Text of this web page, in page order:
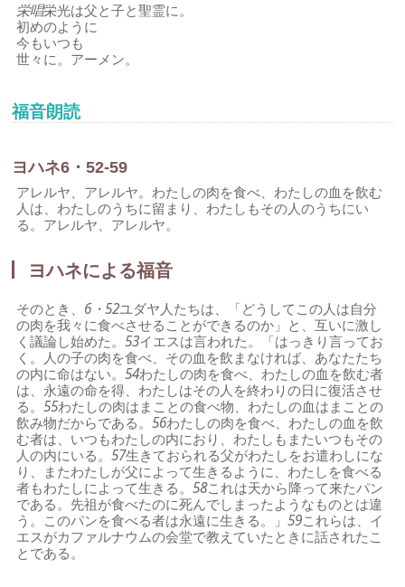
栄唱栄光は父と子と聖霊に。
初めのように
今もいつも
世々に。アーメン。
福音朗読
ヨハネ6・52-59
アレルヤ、アレルヤ。わたしの肉を食べ、わたしの血を飲む
人は、わたしのうちに留まり、わたしもその人のうちにい
る。アレルヤ、アレルヤ。
ヨハネによる福音
そのとき、 6・52ユダヤ人たちは、「どうしてこの人は自分
の肉を我々に食べさせることができるのか」と、互いに激し
く議論し始めた。53イエスは言われた。「はっきり言ってお
く。人の子の肉を食べ、その血を飲まなければ、あなたたち
の内に命はない。54わたしの肉を食べ、わたしの血を飲む者
は、永遠の命を得、わたしはその人を終わりの日に復活させ
る。55わたしの肉はまことの食べ物、わたしの血はまことの
飲み物だからである。56わたしの肉を食べ、わたしの血を飲
む者は、いつもわたしの内におり、わたしもまたいつもその
人の内にいる。57生きておられる父がわたしをお遣わしにな
り、またわたしが父によって生きるように、わたしを食べる
者もわたしによって生きる。58これは天から降って来たパン
である。先祖が食べたのに死んでしまったようなものとは違
う。このパンを食べる者は永遠に生きる。」59これらは、イ
エスがカファルナウムの会堂で教えていたときに話されたこ
とである。